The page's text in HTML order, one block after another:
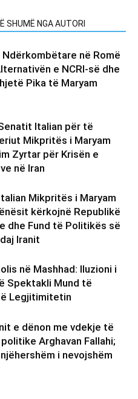
SHUMË NGA AUTORI
në Romë
e NCRI-së dhe
Pika të Maryam
Italian për të
Mikpritës i Maryam
Zyrtar për Krisën e
në Iran
Mikpritës i Maryam
kërkojnë Republikë
dhe Fund të Politikës së
Iranit
në Mashhad: Iluzioni i
Spektakli Mund të
Legjitimitetin
e dënon me vdekje të
Arghavan Fallahi;
i nevojshëm